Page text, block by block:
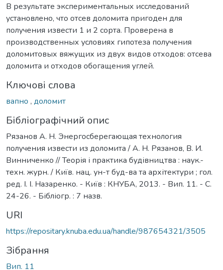
В результате экспериментальных исследований
установлено, что отсев доломита пригоден для
получения извести 1 и 2 сорта. Проверена в
производственных условиях гипотеза получения
доломитовых вяжущих из двух видов отходов: отсева
доломита и отходов обогащения углей.
Ключові слова
вапно , доломит
Бібліографічний опис
Рязанов А. Н. Энергосберегающая технология
получения извести из доломита / А. Н. Рязанов, В. И.
Винниченко // Теорія і практика будівництва : наук.-
техн. журн. / Київ. нац. ун-т буд-ва та архітектури ; гол.
ред. І. І. Назаренко. - Київ : КНУБА, 2013. - Вип. 11. - С.
24-26. - Бібліогр. : 7 назв.
URI
https://repositary.knuba.edu.ua/handle/987654321/3505
Зібрання
Вип. 11